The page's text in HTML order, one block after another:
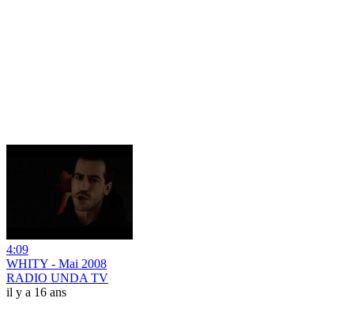
4:09
WHITY - Mai 2008
RADIO UNDA TV
il y a 16 ans